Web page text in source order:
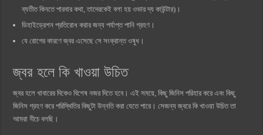
ব্যতীত কিনতে পারবার কথা, তাদেরকেই বলা হয় ওভার দ্য কাউন্টার)।
ডিহাইড্রেশন প্রতিরোধ করার জন্য পর্যাপ্ত পানি গ্রহণ।
যে রোগের কারণে জ্বর এসেছে সে সংক্রান্ত ওষুধ।
জ্বর হলে কি খাওয়া উচিত
জ্বর হলে খাবারের দিকেও বিশেষ নজর দিতে হবে। এই সময়ে, কিছু জিনিস পরিহার করে এবং কিছু
জিনিস গ্রহণ করে পরিস্থিতির কিছুটা উন্নতি করা যেতে পারে। সেজন্য জ্বরে কি খাওয়া উচিত তা
আমরা নীচে বলছি।